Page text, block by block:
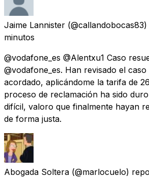
Jaime Lannister
minutos
@vodafone_es @Alentxu1 Caso
@vodafone_es. Han revisado el
acordado, aplicándome la tarifa de
proceso de reclamación ha sido
difícil, valoro que finalmente hayan
de forma justa.
Abogada Soltera (@marlocuelo)